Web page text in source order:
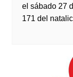
el sábado 27
171 del